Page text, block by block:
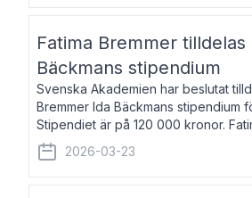
Fatima Bremmer tilldelas
Bäckmans stipendium
Svenska Akademien har beslutat
Bremmer Ida Bäckmans stipendium
Stipendiet är på 120 000 kronor.
1977, är journalist och författare.
boken Ligan. Klarakvarterens
2026-03-23